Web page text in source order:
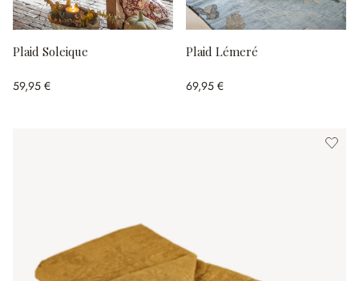
Plaid Soleique
59,95 €
Plaid Lémeré
69,95 €